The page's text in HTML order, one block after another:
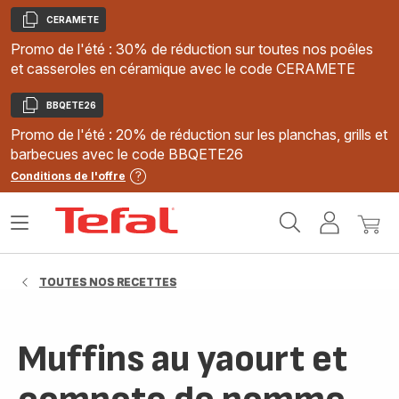
Copier
CERAMETE
Promo de l'été : 30% de réduction sur toutes nos poêles
et casseroles en céramique avec le code CERAMETE
Copier
BBQETE26
Promo de l'été : 20% de réduction sur les planchas, grills et
barbecues avec le code BBQETE26
Conditions de l'offre
MonMon
Ouvrir
TOUTES NOS RECETTES
Muffins au yaourt et